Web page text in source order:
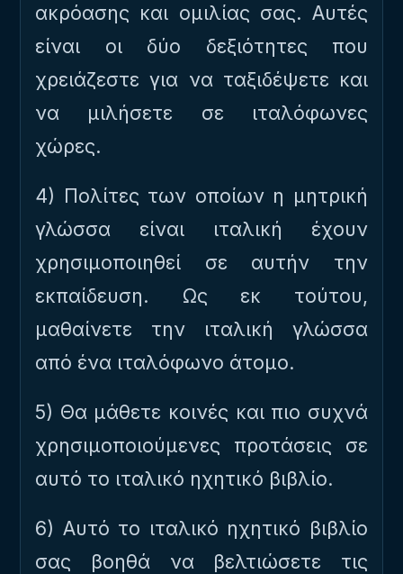
ακρόασης και ομιλίας σας. Αυτές
είναι οι δύο δεξιότητες που
χρειάζεστε για να ταξιδέψετε και
να μιλήσετε σε ιταλόφωνες
χώρες.
4) Πολίτες των οποίων η μητρική
γλώσσα είναι ιταλική έχουν
χρησιμοποιηθεί σε αυτήν την
εκπαίδευση. Ως εκ τούτου,
μαθαίνετε την ιταλική γλώσσα
από ένα ιταλόφωνο άτομο.
5) Θα μάθετε κοινές και πιο συχνά
χρησιμοποιούμενες προτάσεις σε
αυτό το ιταλικό ηχητικό βιβλίο.
6) Αυτό το ιταλικό ηχητικό βιβλίο
σας βοηθά να βελτιώσετε τις